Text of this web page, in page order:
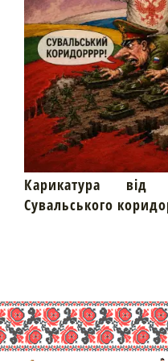
Карикатура
Сувальського